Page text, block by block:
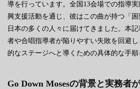
導を行っています。全国13会場での指導
興支援活動を通じ、彼はこの曲が持つ「
日本の多くの人々に届けてきました。本
者や合唱指導者が陥りやすい失敗を回避し
的なステージへと導くための具体的な手順
Go Down Mosesの背景と実務者